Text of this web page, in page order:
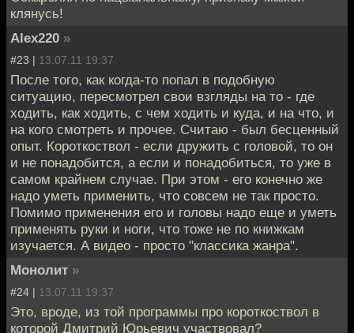
клянусь!
Alex220 »
#23 | 13.07.11 19:37
После того, как когда-то попал в подобную
ситуацию, пересмотрел свои взгляды на то - где
ходить, как ходить, с чем ходить и куда, и на что, и
на кого смотреть и прочее. Считаю - был бесценный
опыт. Короткоствол - если дружить с головой, то он
и не понадобится, а если и понадобиться, то уже в
самом крайнем случае. При этом - его конечно же
надо уметь применить, что совсем не так просто.
Помимо применения его и головы надо еще и уметь
применять руки и ноги, что тоже не по книжкам
изучается. А видео - просто "классика жанра".
Монолит »
#24 | 13.07.11 19:37
Это, вроде, из той программы про короткоствол в
которой Дмитрий Юрьевич участвовал?